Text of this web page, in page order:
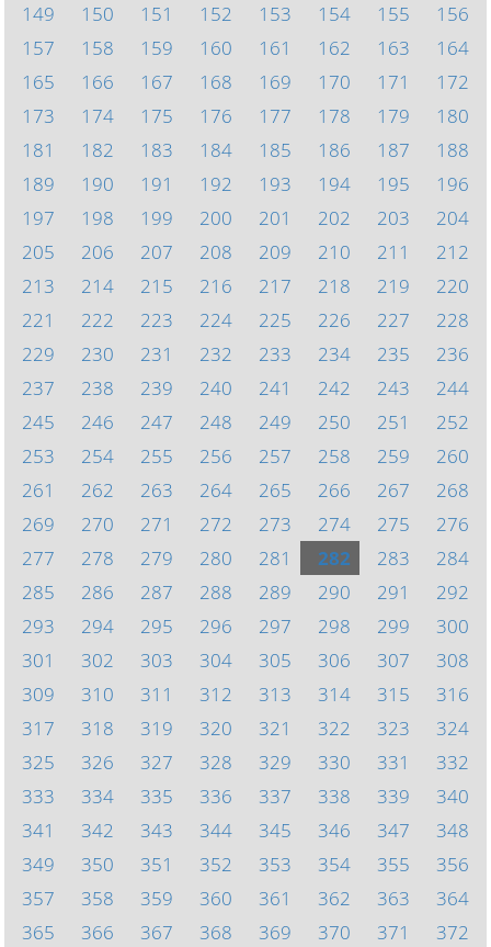
149
150 151 152 153 154 155
156
157
158 159 160 161 162 163
164
165
166 167 168 169 170 171
172
173
174 175 176 177 178 179
180
181
182 183 184 185 186 187
188
189
190 191 192 193 194 195
196
197
198 199 200 201 202 203
204
205
206 207 208 209 210 211
212
213
214 215 216 217 218 219
220
221
222 223 224 225 226 227
228
229
230 231 232 233 234 235
236
237
238 239 240 241 242 243
244
245
246 247 248 249 250 251
252
253
254 255 256 257 258 259
260
261
262 263 264 265 266 267
268
269
270 271 272 273 274 275
276
277
278 279 280 281 282 283
284
285
286 287 288 289 290 291
292
293
294 295 296 297 298 299
300
301
302 303 304 305 306 307
308
309
310 311 312 313 314 315
316
317
318 319 320 321 322 323
324
325
326 327 328 329 330 331
332
333
334 335 336 337 338 339
340
341
342 343 344 345 346 347
348
349
350 351 352 353 354 355
356
357
358 359 360 361 362 363
364
365
366 367 368 369 370 371 372